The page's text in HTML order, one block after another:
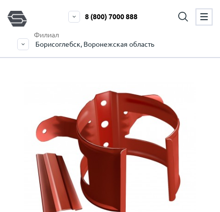
Филиал
Борисоглебск, Воронежская область
8 (800) 7000 888